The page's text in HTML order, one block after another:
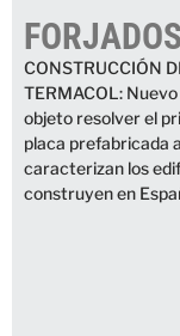
CONSTRUCCIÓN
TERMACOL:
objeto resolver el
placa prefabricada
caracterizan los
construyen en